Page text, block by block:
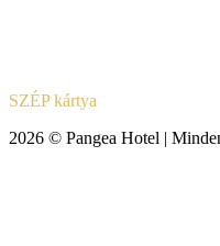
SZÉP kártya
2026 © Pangea Hotel |